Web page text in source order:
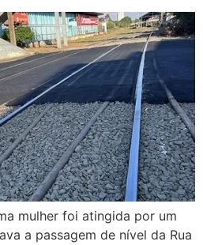
mulher foi atingida por um
a passagem de nível da Rua